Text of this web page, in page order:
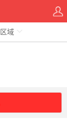
区域